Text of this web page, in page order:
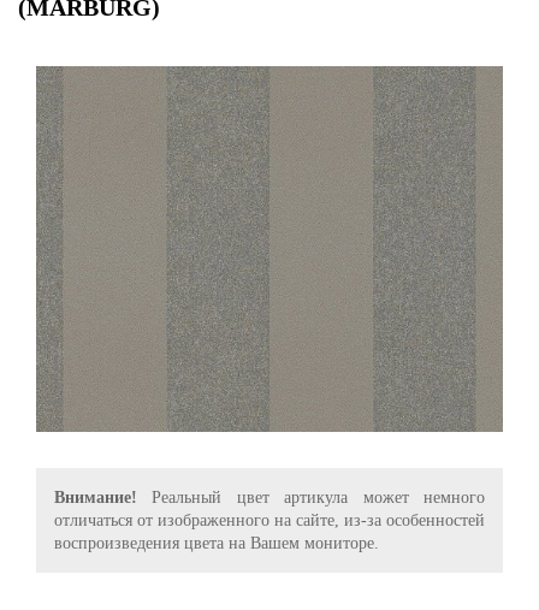
(MARBURG)
Внимание! Реальный цвет артикула может немного
отличаться от изображенного на сайте, из-за особенностей
воспроизведения цвета на Вашем мониторе.